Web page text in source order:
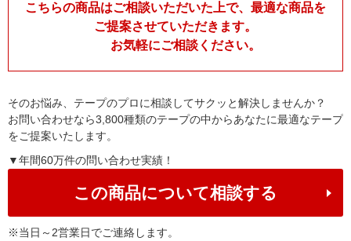
こちらの商品はご相談いただいた上で、最適な商品を
ご提案させていただきます。
お気軽にご相談ください。
そのお悩み、テープのプロに相談してサクッと解決しませんか？
お問い合わせなら3,800種類のテープの中からあなたに最適なテープ
をご提案いたします。
▼年間60万件の問い合わせ実績！
この商品について相談する
※当日～2営業日でご連絡します。